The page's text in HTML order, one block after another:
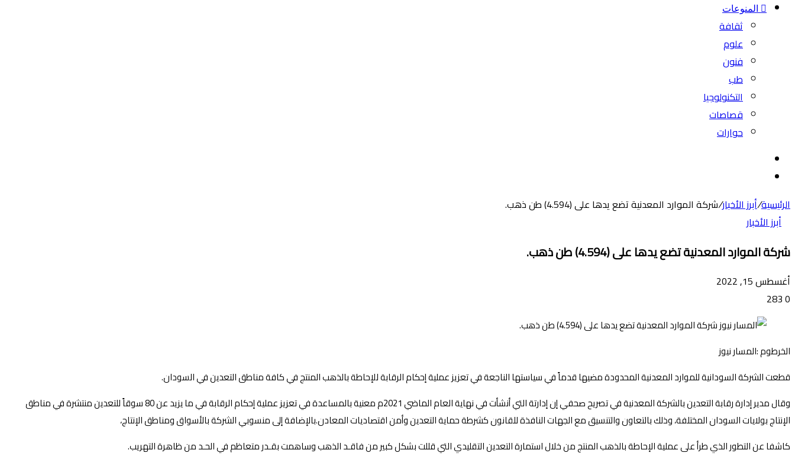
المنوعات
ثقافة
علوم
فنون
طب
التكنولوجيا
قصاصات
حوارات
المظلم
الرئيسية/أبرز الأخبار/شركة الموارد المعدنية تضع يدها على (4.594) طن ذهب.
أبرز الأخبار
شركة الموارد المعدنية تضع يدها على (4.594) طن ذهب.
أغسطس 15, 2022
0
الخرطوم :المسار نيوز
قطعت الشركة السودانية للموارد المعدنية المحدودة مضيها قدماً في سياستها الناجعة في تعزيز عملية إحكام الرقابة للإحاطة بالذهب المنتج في كافة مناطق التعدين في السودان.
وقال مدير إدارة رقابة التعدين بالشركة المعدنية في تصريح صحفي إن إدارتة التي أنشأت في نهاية العام الماضي 2021م معنية بالمساعدة في تعزيز عملية إحكام الرقابة في ما يزيد عن 80 سوقاً للتعدين منتشرة في مناطق
الإنتاج بولايات السودان المختلفة، وذلك بالتعاون والتنسيق مع الجهات النافذة للقانون كشرطة حماية التعدين وأمن اقتصاديات المعادن.بالإضافة إلى منسوبي الشركة بالأسواق ومناطق الإنتاج،
كاشفا عن التطور الذي طرأ على عملية الإحاطة بالذهب المنتج من خلال استمارة التعدين التقليدي التي قللت بشكل كبير من فاقـد الذهب وساهمت بقـدر متعاظم في الحـد من ظاهرة التهريب.